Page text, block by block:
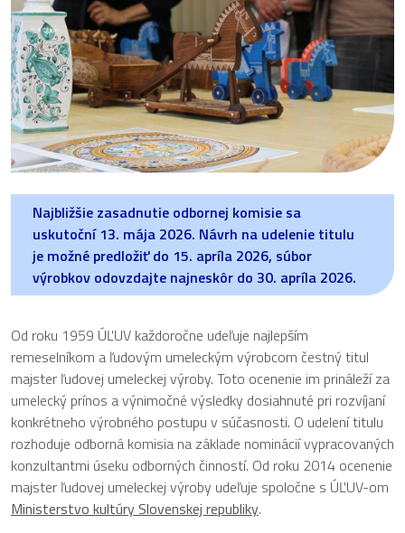
Najbližšie zasadnutie odbornej komisie sa
uskutoční 13. mája 2026. Návrh na udelenie titulu
je možné predložiť do 15. apríla 2026, súbor
výrobkov odovzdajte najneskôr do 30. apríla 2026.
Od roku 1959 ÚĽUV každoročne udeľuje najlepším
remeselníkom a ľudovým umeleckým výrobcom čestný titul
majster ľudovej umeleckej výroby. Toto ocenenie im prináleží za
umelecký prínos a výnimočné výsledky dosiahnuté pri rozvíjaní
konkrétneho výrobného postupu v súčasnosti. O udelení titulu
rozhoduje odborná komisia na základe nominácií vypracovaných
konzultantmi úseku odborných činností. Od roku 2014 ocenenie
majster ľudovej umeleckej výroby udeľuje spoločne s ÚĽUV-om
Ministerstvo kultúry Slovenskej republiky.